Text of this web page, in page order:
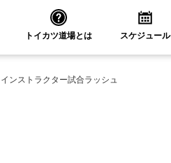
トイカツ道場とは スケジュール
インストラクター試合ラッシュ